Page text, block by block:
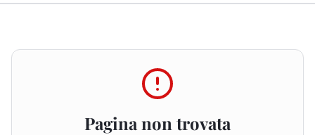
Pagina non trovata